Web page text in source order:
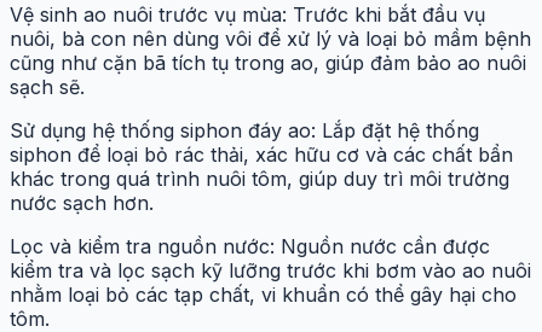
Vệ sinh ao nuôi trước vụ mùa: Trước khi bắt đầu vụ
nuôi, bà con nên dùng vôi để xử lý và loại bỏ mầm bệnh
cũng như cặn bã tích tụ trong ao, giúp đảm bảo ao nuôi
sạch sẽ.
Sử dụng hệ thống siphon đáy ao: Lắp đặt hệ thống
siphon để loại bỏ rác thải, xác hữu cơ và các chất bẩn
khác trong quá trình nuôi tôm, giúp duy trì môi trường
nước sạch hơn.
Lọc và kiểm tra nguồn nước: Nguồn nước cần được
kiểm tra và lọc sạch kỹ lưỡng trước khi bơm vào ao nuôi
nhằm loại bỏ các tạp chất, vi khuẩn có thể gây hại cho
tôm.